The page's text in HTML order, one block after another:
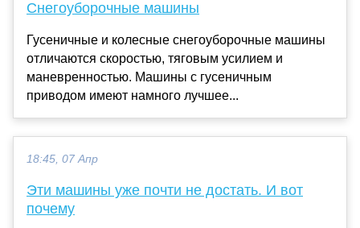
Снегоуборочные машины
Гусеничные и колесные снегоуборочные машины
отличаются скоростью, тяговым усилием и
маневренностью. Машины с гусеничным
приводом имеют намного лучшее...
18:45, 07 Апр
Эти машины уже почти не достать. И вот
почему